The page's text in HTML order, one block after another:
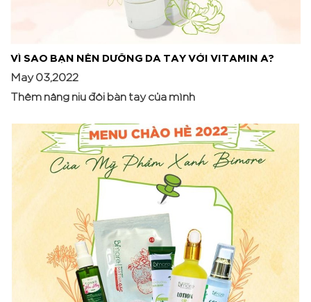
VÌ SAO BẠN NÊN DƯỠNG DA TAY VỚI VITAMIN A?
May 03,2022
Thêm nâng niu đôi bàn tay của mình